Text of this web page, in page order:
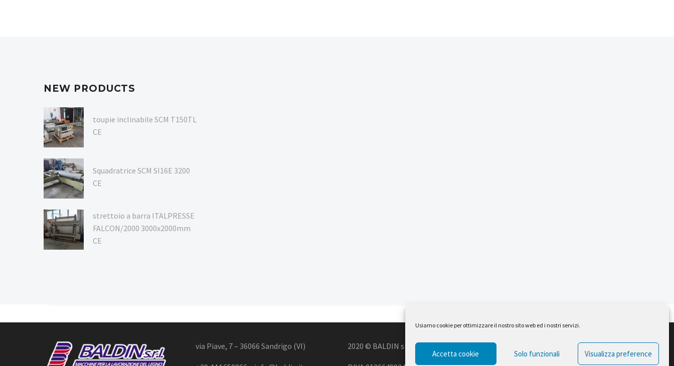
Usiamo cookie per ottimizzare il nostro sito web ed i nostri servizi.
Accetta cookie Solo funzionali Visualizza preference
NEW PRODUCTS
toupie inclinabile SCM T150TL
CE
Squadratrice SCM SI16E 3200
CE
strettoio a barra ITALPRESSE
FALCON/2000 3000x2000mm
CE
via Piave, 7 – 36066 Sandrigo (VI) 2020 © BALDIN srl Design by Ferruccio Lindaver